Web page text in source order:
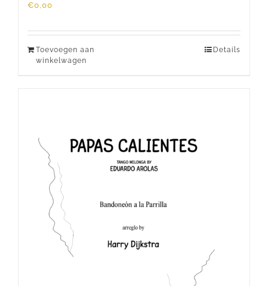
€0,00
Toevoegen aan
winkelwagen
Details